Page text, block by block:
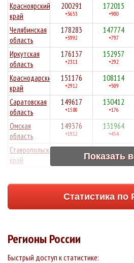
Красноярский
край
200291
+3653
172015
+900
Челябинская
область
178283
+3992
147774
+797
Иркутская
область
176137
+2311
152957
+292
Краснодарский
край
151176
+2912
108114
+509
Саратовская
область
149617
+1580
130412
+176
Омская
область
149376
+1912
131964
+454
Ставропольский
край
149133 128502
+888
область
область
146180 126042
Республика
Башкортостан
137435
Показать
Статистика по
Регионы России
Быстрый доступ к статистике: